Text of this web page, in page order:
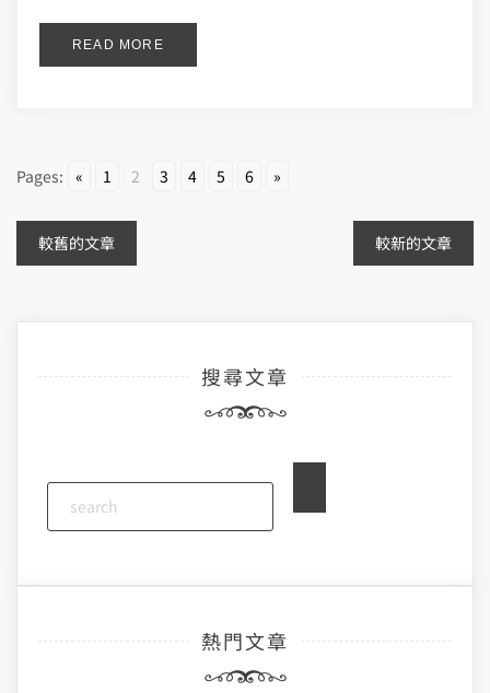
READ MORE
Pages: « 1 2 3 4 5 6 »
文
較舊的文章 較新的文章
搜尋文章
熱門文章